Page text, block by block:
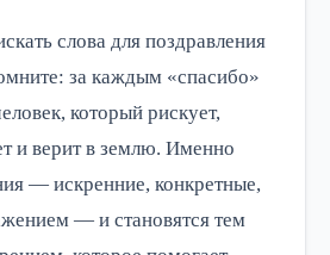
слова для поздравления
за каждым «спасибо»
который рискует,
и верит в землю. Именно
— искренние, конкретные,
— и становятся тем